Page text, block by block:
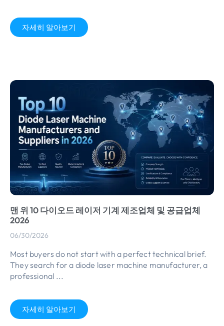
자세히 알아보기
맨 위 10 다이오드 레이저 기계 제조업체 및 공급업체
2026
06/30/2026
Most buyers do not start with a perfect technical brief.
They search for a diode laser machine manufacturer,a
professional ...
자세히 알아보기